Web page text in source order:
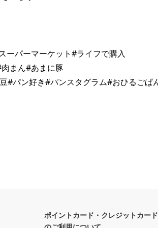
ーパーマーケット#ライフで購入
まん#あまに豚
ポイントカード・クレジットカード